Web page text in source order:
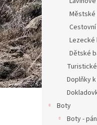
Dětské
Doplňky
Boty
Boty -